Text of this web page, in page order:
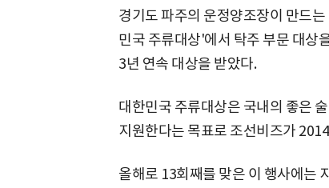
경기도 파주의 운정양조장이 만드
민국 주류대상'에서 탁주 부문 대상
3년 연속 대상을 받았다.
대한민국 주류대상은 국내의 좋은
지원한다는 목표로 조선비즈가
올해로 13회째를 맞은 이 행사에는